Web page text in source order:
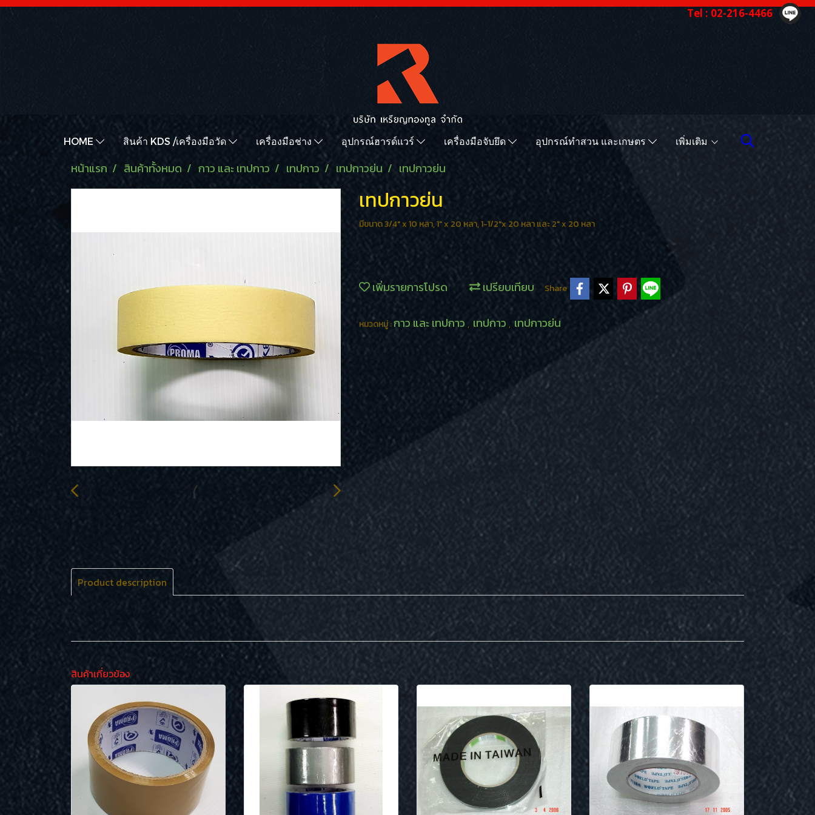
Tel : 02-216-4466
HOME สินค้า KDS /เครื่องมือวัด เครื่องมือช่าง อุปกรณ์ฮารด์แวร์ เครื่องมือจับยึด อุปกรณ์ทำสวน และเกษตร เพิ่มเติม
หน้าแรก สินค้าทั้งหมด กาว และ เทปกาว เทปกาว เทปกาวย่น เทปกาวย่น
เทปกาวย่น
มีขนาด 3/4" x 10 หลา, 1" x 20 หลา, 1-1/2"x 20 หลา และ 2" x 20 หลา
เพิ่มรายการโปรด เปรียบเทียบ Share
หมวดหมู่ :กาว และ เทปกาว , เทปกาว , เทปกาวย่น
Product description
สินค้าเกี่ยวข้อง